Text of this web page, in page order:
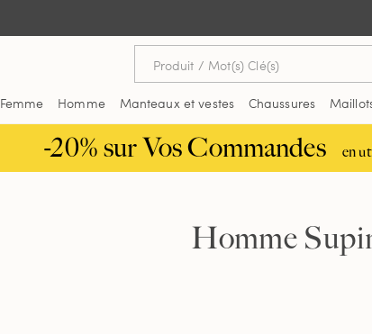
Femme Homme Manteaux et vestes Chaussures
-20% sur Vos Commandes en
Homme